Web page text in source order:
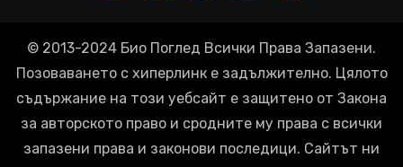
© 2013-2024 Био Поглед Всички Права Запазени.
Позоваването с хиперлинк е задължително. Цялото
съдържание на този уебсайт е защитено от Закона
за авторското право и сродните му права с всички
запазени права и законови последици. Сайтът ни